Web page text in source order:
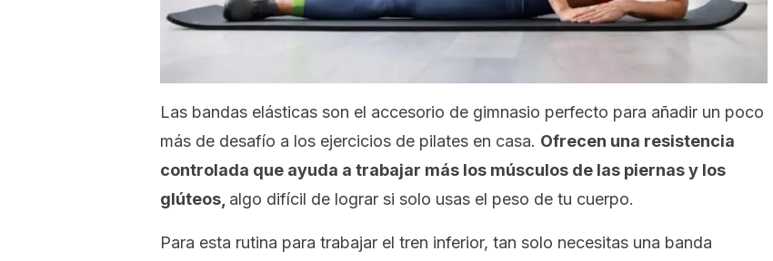
Las bandas elásticas son el accesorio de gimnasio perfecto para añadir un poco
más de desafío a los ejercicios de pilates en casa. Ofrecen una resistencia
controlada que ayuda a trabajar más los músculos de las piernas y los
glúteos, algo difícil de lograr si solo usas el peso de tu cuerpo.
Para esta rutina para trabajar el tren inferior, tan solo necesitas una banda